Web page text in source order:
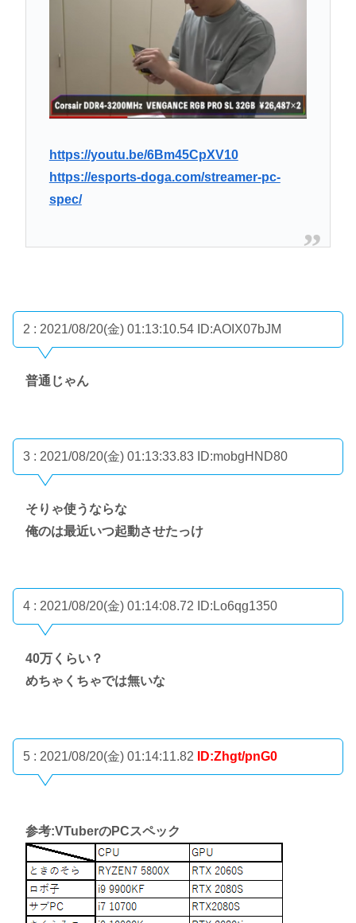
https://youtu.be/6Bm45CpXV10
https://esports-doga.com/streamer-pc-
spec/
2 : 2021/08/20(金) 01:13:10.54 ID:AOIX07bJM
普通じゃん
3 : 2021/08/20(金) 01:13:33.83 ID:mobgHND80
そりゃ使うならな
俺のは最近いつ起動させたっけ
4 : 2021/08/20(金) 01:14:08.72 ID:Lo6qg1350
40万くらい？
めちゃくちゃでは無いな
5 : 2021/08/20(金) 01:14:11.82 ID:Zhgt/pnG0
参考:VTuberのPCスペック